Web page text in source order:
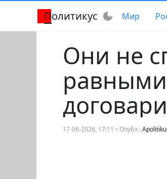
Политикус dark_mode Мир
Они не
17-06-2026, 17:11 • Опубл.: